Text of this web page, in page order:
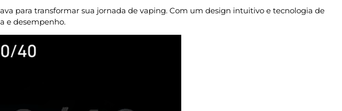
para transformar sua jornada de vaping. Com um design intuitivo e tecnologia de
e desempenho.